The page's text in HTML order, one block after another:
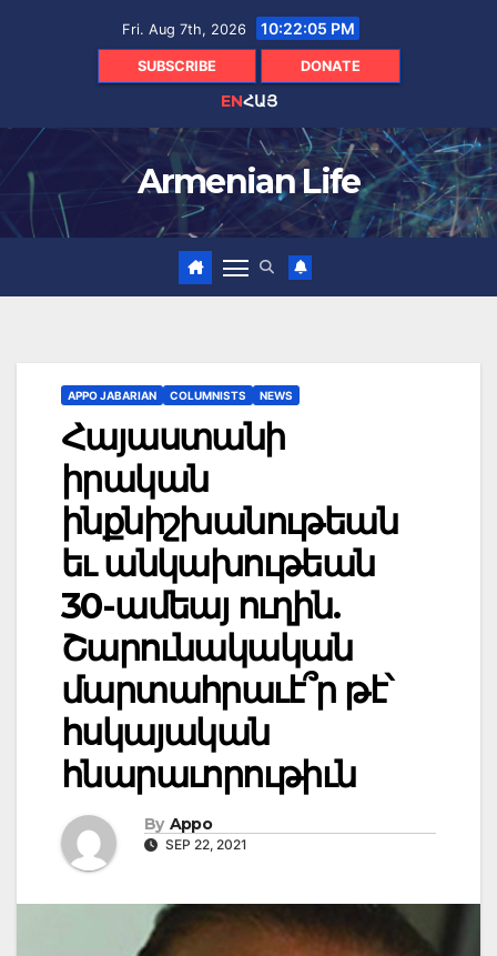
Fri. Aug 7th, 2026 10:22:07 PM
SUBSCRIBE DONATE
ENՀԱՅ
Armenian Life
APPO JABARIAN COLUMNISTS NEWS
Հայաստանի
իրական
ինքնիշխանութեան
եւ անկախութեան
30-ամեայ ուղին.
Շարունակական
մարտահրաւէ՞ր թէ՝
հսկայական
հնարաւորութիւն
By Appo
SEP 22, 2021